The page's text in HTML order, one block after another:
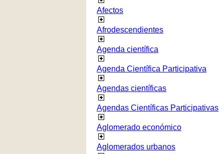
Afectos
Afrodescendientes
Agenda científica
Agenda Científica Participativa
Agendas científicas
Agendas Científicas Participativas
Aglomerado económico
Aglomerados urbanos